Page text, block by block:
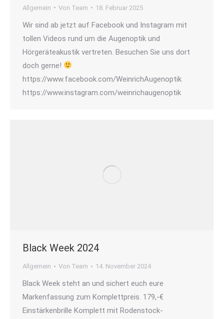
Allgemein Von Team 18. Februar 2025
Wir sind ab jetzt auf Facebook und Instagram mit
tollen Videos rund um die Augenoptik und
Hörgeräteakustik vertreten. Besuchen Sie uns dort
doch gerne!
https://www.facebook.com/WeinrichAugenoptik
https://www.instagram.com/weinrichaugenoptik
Black Week 2024
Allgemein Von Team 14. November 2024
Black Week steht an und sichert euch eure
Markenfassung zum Komplettpreis. 179,-€
Einstärkenbrille Komplett mit Rodenstock-